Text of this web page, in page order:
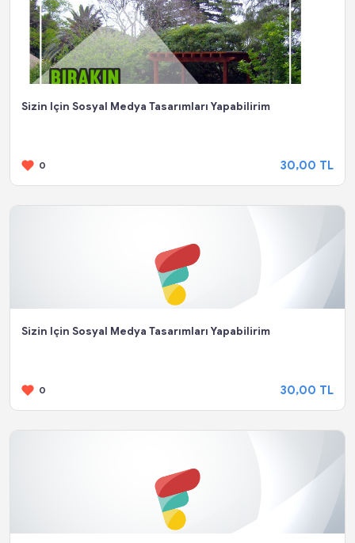
Sizin Için Sosyal Medya Tasarımları Yapabilirim
0 30,00 TL
Sizin Için Sosyal Medya Tasarımları Yapabilirim
0 30,00 TL